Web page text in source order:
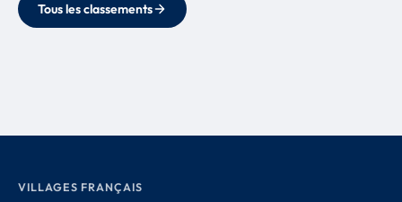
Tous les classements
VILLAGES FRANÇAIS